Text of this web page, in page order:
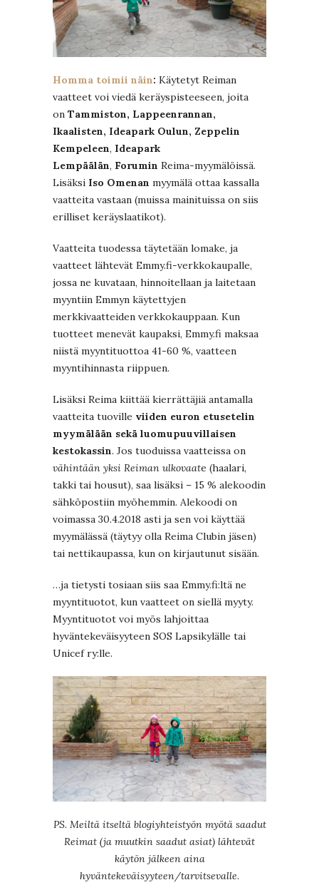
Homma toimii näin: Käytetyt Reiman
vaatteet voi viedä keräyspisteeseen, joita
on Tammiston, Lappeenrannan,
Ikaalisten, Ideapark Oulun, Zeppelin
Kempeleen, Ideapark
Lempäälän, Forumin Reima-myymälöissä.
Lisäksi Iso Omenan myymälä ottaa kassalla
vaatteita vastaan (muissa mainituissa on siis
erilliset keräyslaatikot).
Vaatteita tuodessa täytetään lomake, ja
vaatteet lähtevät Emmy.fi-verkkokaupalle,
jossa ne kuvataan, hinnoitellaan ja laitetaan
myyntiin Emmyn käytettyjen
merkkivaatteiden verkkokauppaan. Kun
tuotteet menevät kaupaksi, Emmy.fi maksaa
niistä myyntituottoa 41-60 %, vaatteen
myyntihinnasta riippuen.
Lisäksi Reima kiittää kierrättäjiä antamalla
vaatteita tuoville viiden euron etusetelin
myymälään sekä luomupuuvillaisen
kestokassin. Jos tuoduissa vaatteissa on
vähintään yksi Reiman ulkovaate (haalari,
takki tai housut), saa lisäksi – 15 % alekoodin
sähköpostiin myöhemmin. Alekoodi on
voimassa 30.4.2018 asti ja sen voi käyttää
myymälässä (täytyy olla Reima Clubin jäsen)
tai nettikaupassa, kun on kirjautunut sisään.
…ja tietysti tosiaan siis saa Emmy.fi:ltä ne
myyntituotot, kun vaatteet on siellä myyty.
Myyntituotot voi myös lahjoittaa
hyväntekeväisyyteen SOS Lapsikylälle tai
Unicef ry:lle.
PS. Meiltä itseltä blogiyhteistyön myötä saadut
Reimat (ja muutkin saadut asiat) lähtevät
käytön jälkeen aina
hyväntekeväisyyteen/tarvitsevalle.